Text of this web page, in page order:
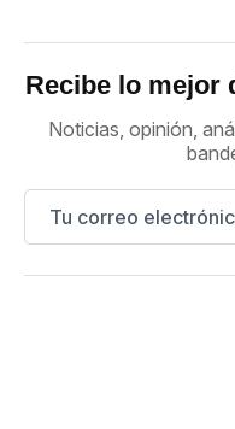
Recibe lo mejor
Noticias, opinión,